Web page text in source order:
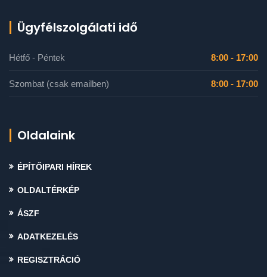
Ügyfélszolgálati idő
Hétfő - Péntek 8:00 - 17:00
Szombat (csak emailben) 8:00 - 17:00
Oldalaink
ÉPÍTŐIPARI HÍREK
OLDALTÉRKÉP
ÁSZF
ADATKEZELÉS
REGISZTRÁCIÓ